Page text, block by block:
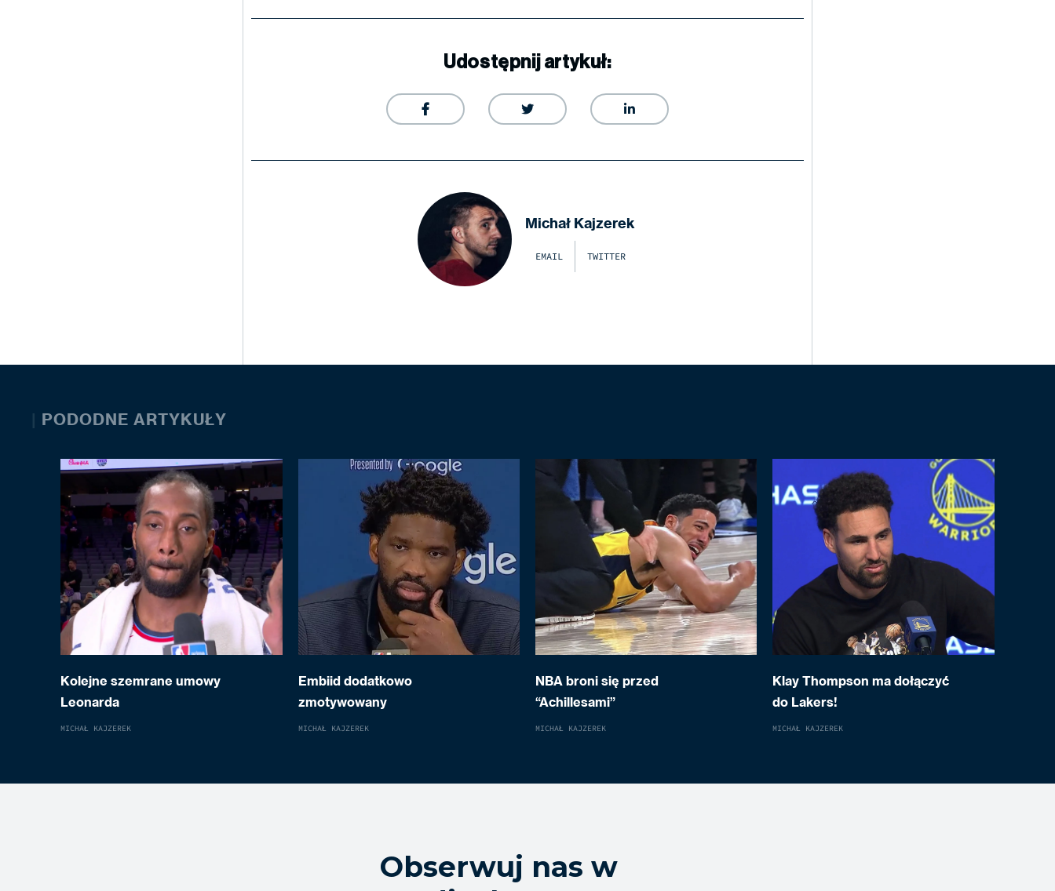
Udostępnij artykuł:
  
Michał Kajzerek
EMAIL TWITTER
| PODODNE ARTYKUŁY
Kolejne szemrane umowy
Leonarda
MICHAŁ KAJZEREK
Embiid dodatkowo
zmotywowany
MICHAŁ KAJZEREK
NBA broni się przed
“Achillesami”
MICHAŁ KAJZEREK
Klay Thompson ma dołączyć
do Lakers!
MICHAŁ KAJZEREK
Obserwuj nas w